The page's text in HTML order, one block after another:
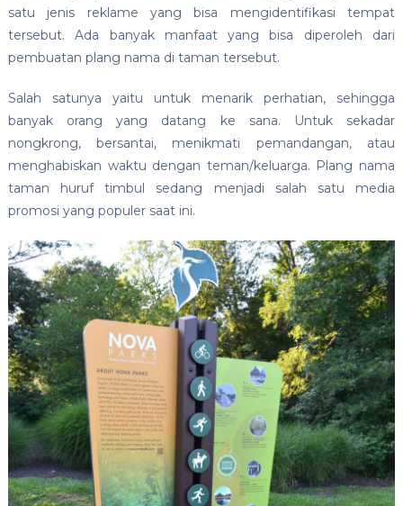
satu jenis reklame yang bisa mengidentifikasi tempat
tersebut. Ada banyak manfaat yang bisa diperoleh dari
pembuatan plang nama di taman tersebut.
Salah satunya yaitu untuk menarik perhatian, sehingga
banyak orang yang datang ke sana. Untuk sekadar
nongkrong, bersantai, menikmati pemandangan, atau
menghabiskan waktu dengan teman/keluarga. Plang nama
taman huruf timbul sedang menjadi salah satu media
promosi yang populer saat ini.